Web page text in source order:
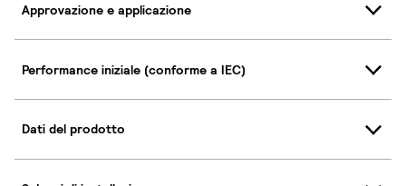
Approvazione e applicazione
Performance iniziale (conforme a IEC)
Dati del prodotto